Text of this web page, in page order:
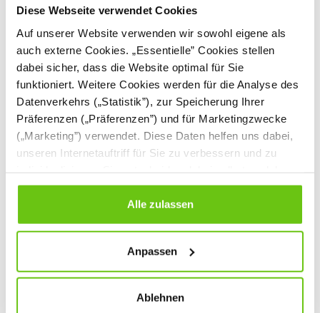
Diese Webseite verwendet Cookies
Auf unserer Website verwenden wir sowohl eigene als
auch externe Cookies. „Essentielle” Cookies stellen
dabei sicher, dass die Website optimal für Sie
funktioniert. Weitere Cookies werden für die Analyse des
Datenverkehrs („Statistik”), zur Speicherung Ihrer
Präferenzen („Präferenzen”) und für Marketingzwecke
(„Marketing”) verwendet. Diese Daten helfen uns dabei,
unseren Internetauftriff für Sie zu verbessern und zu
Cookies Sie erlauben. Verweigern Sie Ihre Zustimmung,
wählen Sie „Alle ablehnen” – in diesem Fall werden nur
Daten verarbeitet, die für den Besuch unserer Website
jederzeit ändern, indem Sie auf die Schaltfläche unten
links klicken. Weitere Informationen zur Datennutzung
Alle zulassen
Anpassen
Ablehnen
Sofa Marienkäfer
101314PU
Sofa Schlafender Bär
Produktnummer: